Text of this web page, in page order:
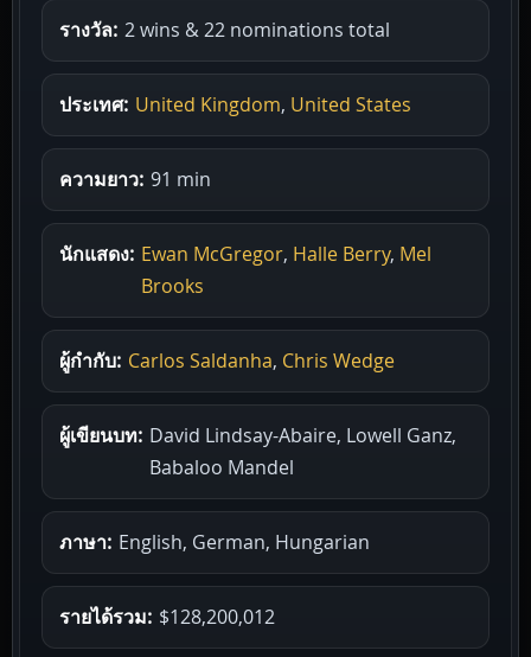
รางวัล: 2 wins & 22 nominations total
ประเทศ: United Kingdom, United States
ความยาว: 91 min
นักแสดง: Ewan McGregor, Halle Berry, Mel
Brooks
ผู้กำกับ: Carlos Saldanha, Chris Wedge
ผู้เขียนบท: David Lindsay-Abaire, Lowell Ganz,
Babaloo Mandel
ภาษา: English, German, Hungarian
รายได้รวม: $128,200,012